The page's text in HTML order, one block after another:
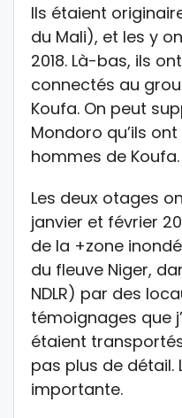
Ils étaient
du Mali), et les y
2018. Là-bas, ils
connectés au
Koufa. On peut
Mondoro qu’ils
hommes de Koufa.
Les deux otages
janvier et février
de la +zone
du fleuve Niger,
NDLR) par des
témoignages que
étaient
pas plus de détail.
importante.